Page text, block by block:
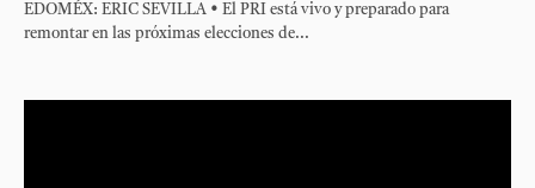
EDOMÉX: ERIC SEVILLA • El PRI está vivo y preparado para
remontar en las próximas elecciones de...